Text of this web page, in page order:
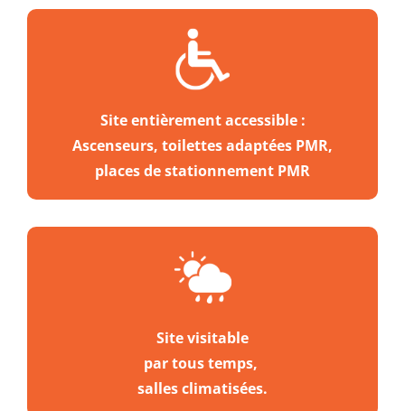
Site entièrement accessible :
Ascenseurs, toilettes adaptées PMR,
places de stationnement PMR
Site visitable
par tous temps,
salles climatisées.